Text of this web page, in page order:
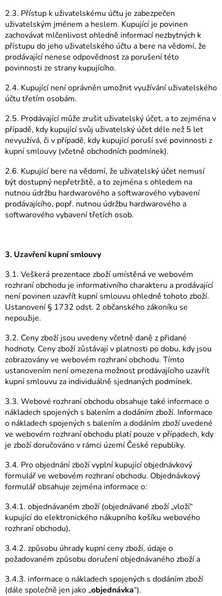
2.3. Přístup k uživatelskému účtu je zabezpečen
uživatelským jménem a heslem. Kupující je povinen
zachovávat mlčenlivost ohledně informací nezbytných k
přístupu do jeho uživatelského účtu a bere na vědomí, že
prodávající nenese odpovědnost za porušení této
povinnosti ze strany kupujícího.
2.4. Kupující není oprávněn umožnit využívání uživatelského
účtu třetím osobám.
2.5. Prodávající může zrušit uživatelský účet, a to zejména v
případě, kdy kupující svůj uživatelský účet déle než 5 let
nevyužívá, či v případě, kdy kupující poruší své povinnosti z
kupní smlouvy (včetně obchodních podmínek).
2.6. Kupující bere na vědomí, že uživatelský účet nemusí
být dostupný nepřetržitě, a to zejména s ohledem na
nutnou údržbu hardwarového a softwarového vybavení
prodávajícího, popř. nutnou údržbu hardwarového a
softwarového vybavení třetích osob.
3. Uzavření kupní smlouvy
3.1. Veškerá prezentace zboží umístěná ve webovém
rozhraní obchodu je informativního charakteru a prodávající
není povinen uzavřít kupní smlouvu ohledně tohoto zboží.
Ustanovení § 1732 odst. 2 občanského zákoníku se
nepoužije.
3.2. Ceny zboží jsou uvedeny včetně daně z přidané
hodnoty. Ceny zboží zůstávají v platnosti po dobu, kdy jsou
zobrazovány ve webovém rozhraní obchodu. Tímto
ustanovením není omezena možnost prodávajícího uzavřít
kupní smlouvu za individuálně sjednaných podmínek.
3.3. Webové rozhraní obchodu obsahuje také informace o
nákladech spojených s balením a dodáním zboží. Informace
o nákladech spojených s balením a dodáním zboží uvedené
ve webovém rozhraní obchodu platí pouze v případech, kdy
je zboží doručováno v rámci území České republiky.
3.4. Pro objednání zboží vyplní kupující objednávkový
formulář ve webovém rozhraní obchodu. Objednávkový
formulář obsahuje zejména informace o:
3.4.1. objednávaném zboží (objednávané zboží „vloží“
kupující do elektronického nákupního košíku webového
rozhraní obchodu),
3.4.2. způsobu úhrady kupní ceny zboží, údaje o
požadovaném způsobu doručení objednávaného zboží a
3.4.3. informace o nákladech spojených s dodáním zboží
(dále společně jen jako „objednávka“).